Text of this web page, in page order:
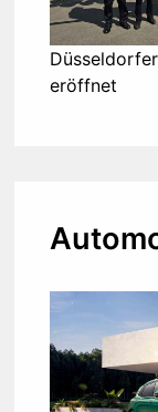
eröffnet